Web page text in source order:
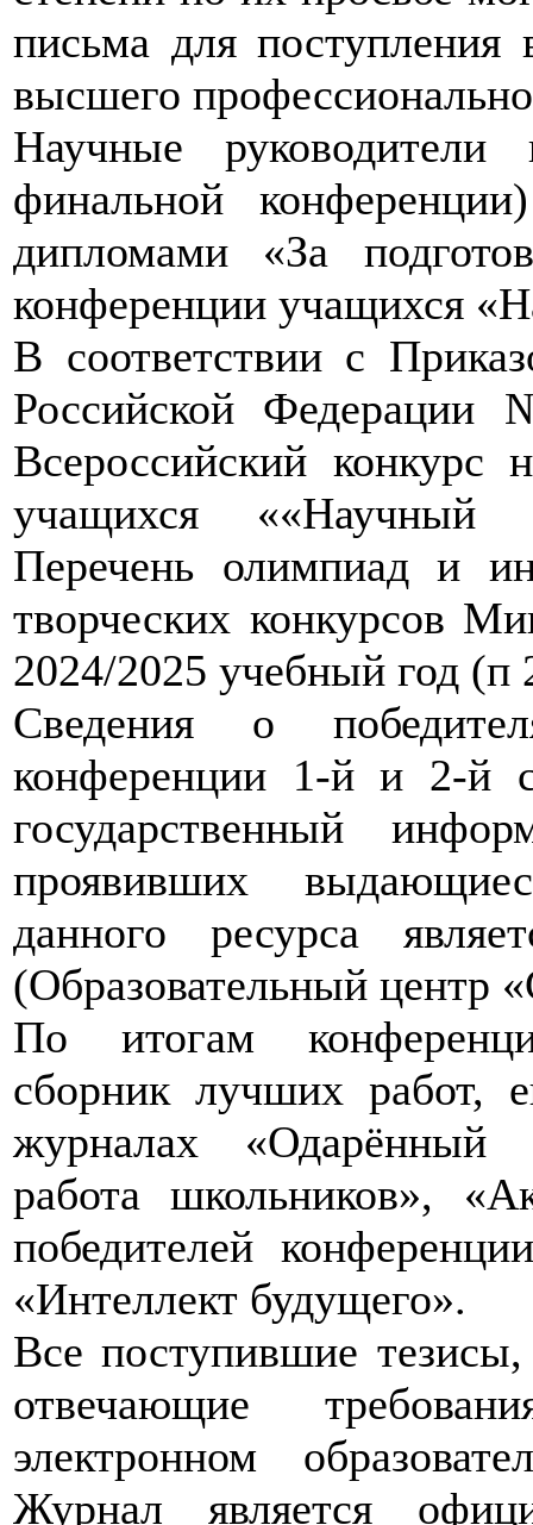
письма для поступления
высшего
Научные руководители
финальной
дипломами «За
конференции учащихся
В соответствии с
Российской
Всероссийский конкурс
учащихся ««Научный
Перечень олимпиад и
творческих конкурсов
2024/2025 учебный год (п
Сведения о
конференции 1-й и 2-й
государственный
проявивших
данного ресурса
(Образовательный центр
По итогам
сборник лучших работ,
журналах «Одарённый
работа школьников»,
победителей
«Интеллект будущего».
Все поступившие
отвечающие
электронном
Журнал является